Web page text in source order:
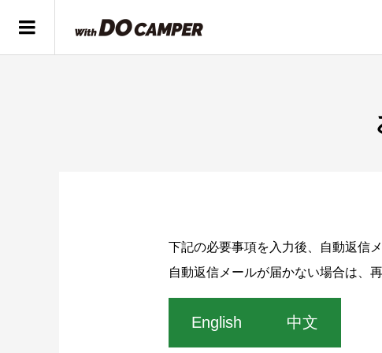
下記の必要事項を入力後、自動返信
自動返信メールが届かない場合は、
English 中文